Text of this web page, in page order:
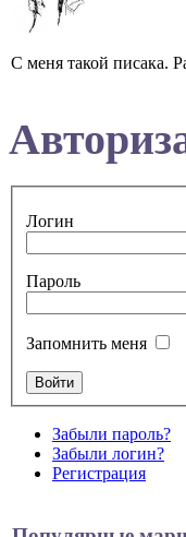
С меня такой писака.
Логин
Пароль
Запомнить меня
Забыли пароль?
Забыли логин?
Регистрация